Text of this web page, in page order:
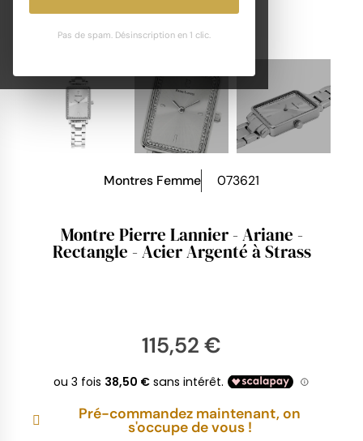
Pas de spam. Désinscription en 1 clic.
Montres Femme 073621
Montre Pierre Lannier - Ariane -
Rectangle - Acier Argenté à Strass
115,52 €
Pré-commandez maintenant, on
s'occupe de vous !